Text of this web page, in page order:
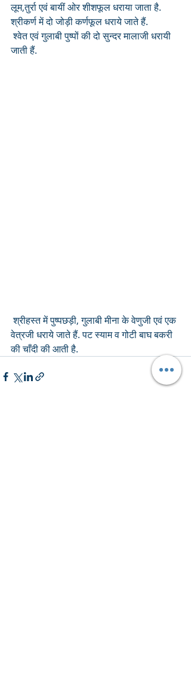
लूम,तुर्रा एवं बायीं ओर शीशफूल धराया जाता है.
श्रीकर्ण में दो जोड़ी कर्णफूल धराये जाते हैं.
श्वेत एवं गुलाबी पुष्पों की दो सुन्दर मालाजी धरायी
जाती हैं.
श्रीहस्त में पुष्पछड़ी, गुलाबी मीना के वेणुजी एवं एक
वेत्रजी धराये जाते हैं. पट स्याम व गोटी बाघ बकरी
की चाँदी की आती है.